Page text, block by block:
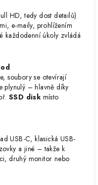
HD, tedy dost detailů)
e-maily, prohlížením
každodenní úkoly zvládá
soubory se otevírají
plynulý – hlavně díky
SSD disk místo
USB-C, klasická USB-
a jiné – takže k
druhý monitor nebo